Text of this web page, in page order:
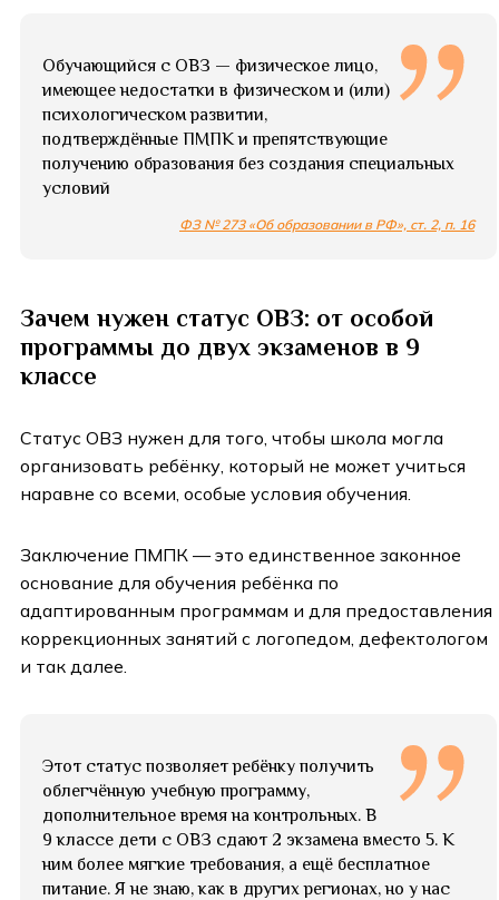
Обучающийся с ОВЗ — физическое лицо,
имеющее недостатки в физическом и (или)
психологическом развитии,
подтверждённые ПМПК и препятствующие
получению образования без создания специальных
условий
ФЗ № 273 «Об образовании в РФ», ст. 2, п. 16
Зачем нужен статус ОВЗ: от особой
программы до двух экзаменов в 9
классе
Статус ОВЗ нужен для того, чтобы школа могла
организовать ребёнку, который не может учиться
наравне со всеми, особые условия обучения.
Заключение ПМПК — это единственное законное
основание для обучения ребёнка по
адаптированным программам и для предоставления
коррекционных занятий с логопедом, дефектологом
и так далее.
Этот статус позволяет ребёнку получить
облегчённую учебную программу,
дополнительное время на контрольных. В
9 классе дети с ОВЗ сдают 2 экзамена вместо 5. К
ним более мягкие требования, а ещё бесплатное
питание. Я не знаю, как в других регионах, но у нас